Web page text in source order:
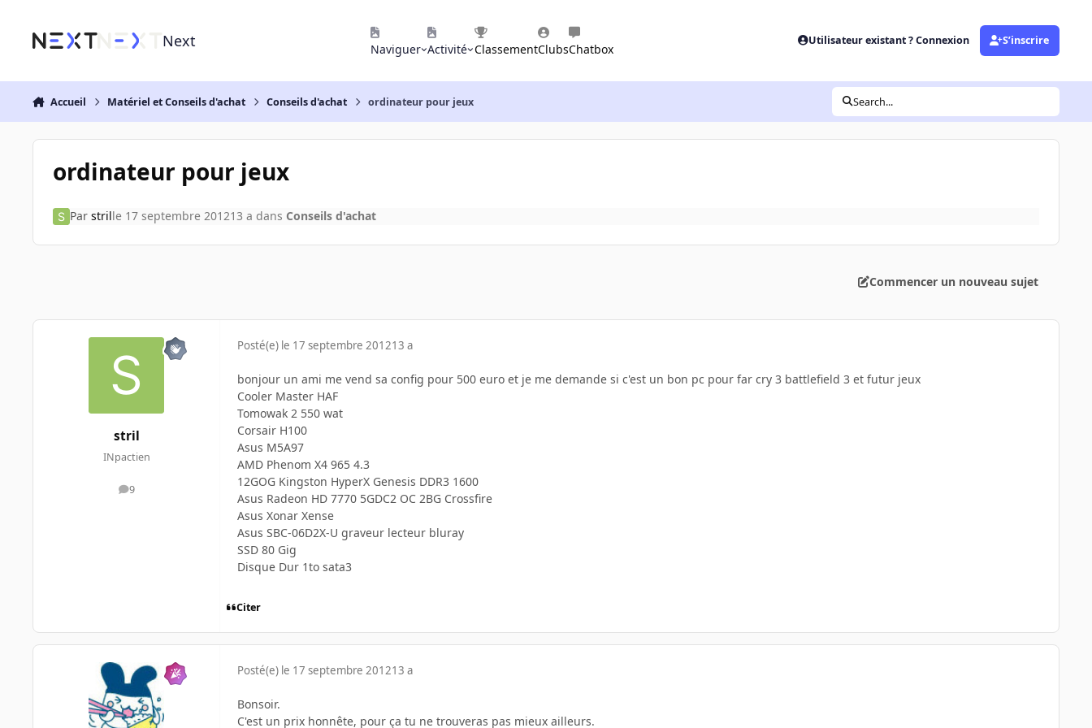
Next Naviguer Activité ClassementClubsChatbox
Utilisateur existant ? Connexion S’inscrire
Accueil Matériel et Conseils d'achat Conseils d'achat ordinateur pour jeux Search...
ordinateur pour jeux
Par strille 17 septembre 201213 a dans Conseils d'achat
Commencer un nouveau sujet
stril
INpactien
9
messages
Posté(e) le 17 septembre 201213 a
bonjour un ami me vend sa config pour 500 euro et je me demande si c'est un bon pc pour far cry 3 battlefield 3 et futur jeux
Cooler Master HAF
Tomowak 2 550 wat
Corsair H100
Asus M5A97
AMD Phenom X4 965 4.3
12GOG Kingston HyperX Genesis DDR3 1600
Asus Radeon HD 7770 5GDC2 OC 2BG Crossfire
Asus Xonar Xense
Asus SBC-06D2X-U graveur lecteur bluray
SSD 80 Gig
Disque Dur 1to sata3
Citer
Posté(e) le 17 septembre 201213 a
Bonsoir.
C'est un prix honnête, pour ça tu ne trouveras pas mieux ailleurs.